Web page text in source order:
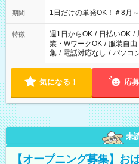
期間 1日だけの単発OK！＃8月
特徴 週1日からOK / 日払いOK /
業・WワークOK / 服装自由
集 / 電話対応なし / パソコ
気になる！ 応
未
【オープニング募集】お